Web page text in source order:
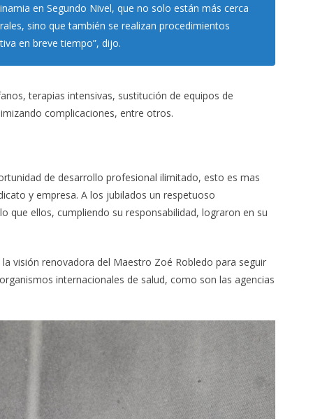
en Segundo Nivel, que no solo están más cerca
sino que también se realizan procedimientos
en breve tiempo”, dijo.
terapias intensivas, sustitución de equipos de
complicaciones, entre otros.
de desarrollo profesional ilimitado, esto es mas
y empresa. A los jubilados un respetuoso
ellos, cumpliendo su responsabilidad, lograron en su
visión renovadora del Maestro Zoé Robledo para seguir
internacionales de salud, como son las agencias